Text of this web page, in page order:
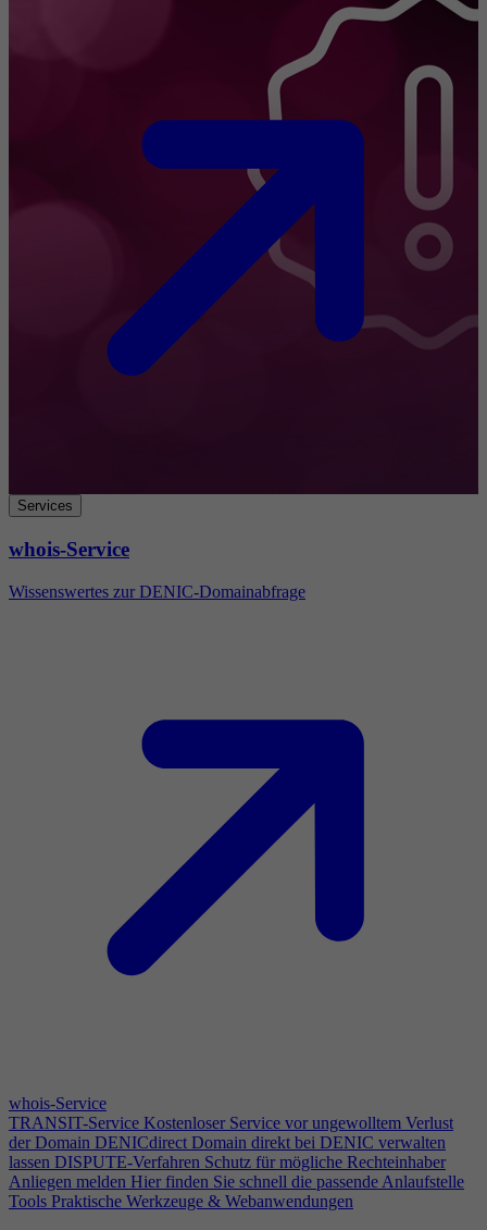
Services
whois-Service
Wissenswertes zur DENIC-Domainabfrage
whois-Service
TRANSIT-Service Kostenloser Service vor ungewolltem Verlust
der Domain DENICdirect Domain direkt bei DENIC verwalten
lassen DISPUTE-Verfahren Schutz für mögliche Rechteinhaber
Anliegen melden Hier finden Sie schnell die passende Anlaufstelle
Tools Praktische Werkzeuge & Webanwendungen